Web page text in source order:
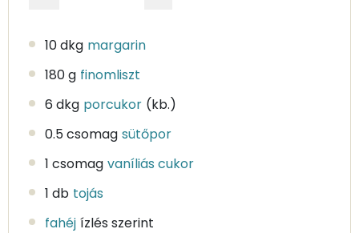
10 dkg margarin
180 g finomliszt
6 dkg porcukor (kb.)
0.5 csomag sütőpor
1 csomag vaníliás cukor
1 db tojás
fahéj ízlés szerint